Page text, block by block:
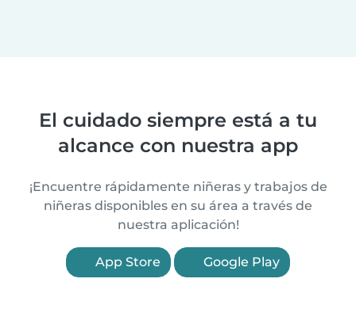
El cuidado siempre está a tu
alcance con nuestra app
¡Encuentre rápidamente niñeras y trabajos de
niñeras disponibles en su área a través de
nuestra aplicación!
App Store Google Play